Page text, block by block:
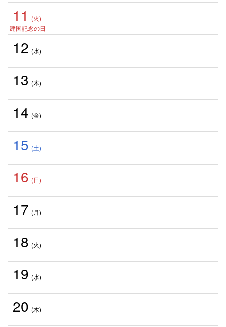
11
(火)
建国記念の日
12 (水)
13 (木)
14 (金)
15 (土)
16 (日)
17 (月)
18 (火)
19 (水)
20 (木)